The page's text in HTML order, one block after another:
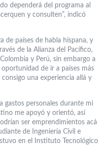
dependerá del programa al
y consulten”, indicó
de países de habla hispana, y
de la Alianza del Pacífico,
y Perú, sin embargo a
de ir a países más
una experiencia allá y
gastos personales durante mi
me apoyó y orientó, así
ser emprendimientos acá
de Ingeniería Civil e
en el Instituto Tecnológico